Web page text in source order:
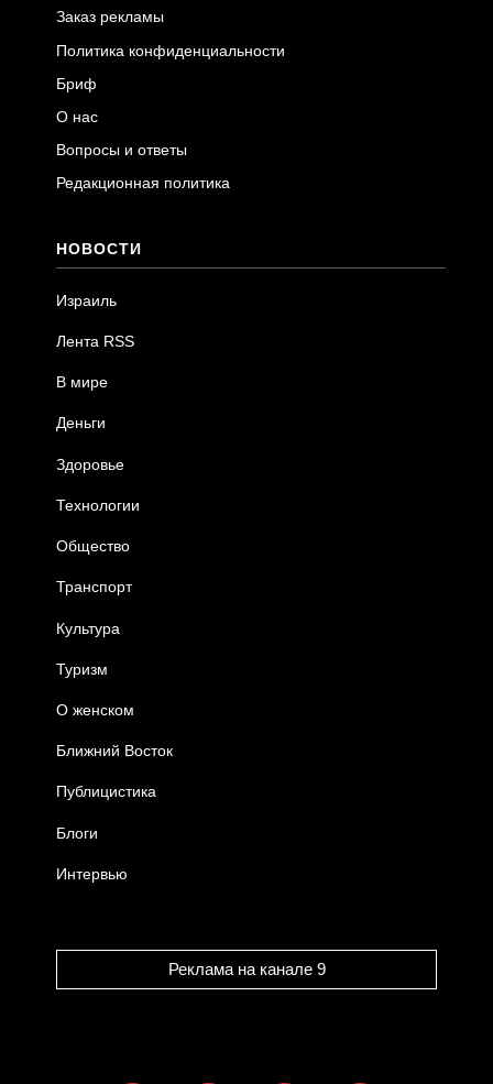
Заказ рекламы
Политика конфиденциальности
Бриф
О нас
Вопросы и ответы
Редакционная политика
НОВОСТИ
Израиль
Лента RSS
В мире
Деньги
Здоровье
Технологии
Общество
Транспорт
Культура
Туризм
О женском
Ближний Восток
Публицистика
Блоги
Интервью
Реклама на канале 9